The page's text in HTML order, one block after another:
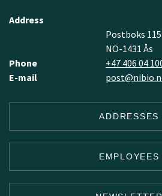
Address
Postboks 115
NO-1431 Ås
Phone
+47 406 04
E-mail
ADDRESSES